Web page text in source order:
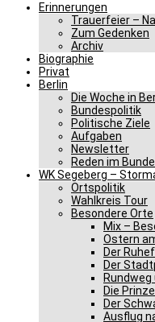
Erinnerungen
Trauerfeier –
Zum Gedenken
Archiv
Biographie
Privat
Berlin
Die Woche in
Bundespolitik
Politische Ziele
Aufgaben
Newsletter
Reden im
WK Segeberg –
Ortspolitik
Wahlkreis Tour
Besondere Orte
Mix –
Ostern
Der
Der
Die
Der
Ausflug